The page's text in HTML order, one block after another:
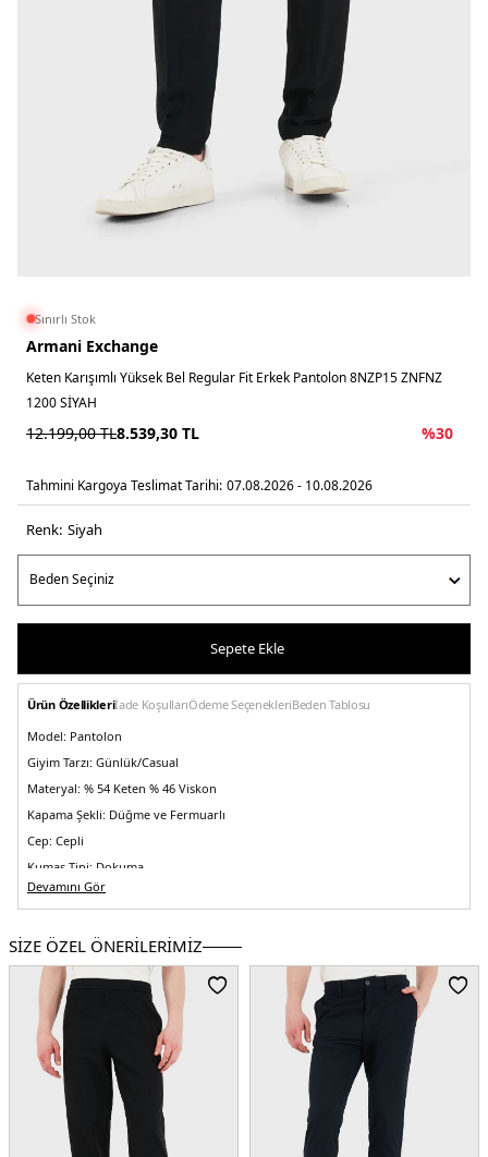
Sınırlı Stok
Armani Exchange
Keten Karışımlı Yüksek Bel Regular Fit Erkek Pantolon 8NZP15 ZNFNZ
1200 SİYAH
12.199,00TL8.539,30 TL %30
Tahmini Kargoya Teslimat Tarihi: 07.08.2026 - 10.08.2026
Renk: si̇yah
Sepete Ekle
Ürün Özellikleriİade KoşullarıÖdeme SeçenekleriBeden Tablosu
Model: Pantolon
Giyim Tarzı: Günlük/Casual
Materyal: % 54 Keten % 46 Viskon
Kapama Şekli: Düğme ve Fermuarlı
Cep: Cepli
Kumaş Tipi: Dokuma
Bel:Yüksek Bel
Paça Tipi:
Düz Paça
Kalıp Bilgisi:Regular Fit
Manken Bedeni:
Boy : 1.90 cm / Göğüs : 108 cm / Bel : 85 cm / Basen : 100 cm
/ Beden : 32
Yaş Grubu:
Menşei:
Kamboçya
5DE18NZP15ZNFNZ1200.07
Devamını Gör
SİZE ÖZEL ÖNERİLERİMİZ